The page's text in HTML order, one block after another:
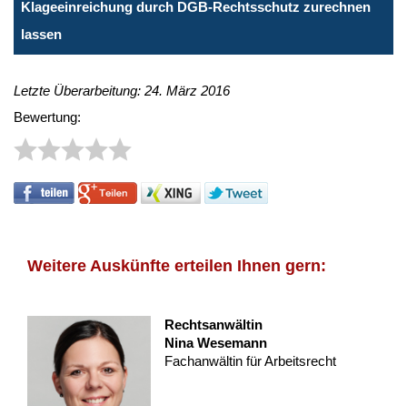
Klageeinreichung durch DGB-Rechtsschutz zurechnen
lassen
Letzte Überarbeitung: 24. März 2016
Bewertung:
Weitere Auskünfte erteilen Ihnen gern:
Rechtsanwältin
Nina Wesemann
Fachanwältin für Arbeitsrecht